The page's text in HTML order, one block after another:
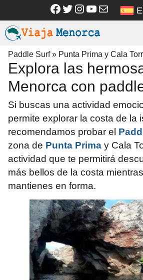
contenido
Facebook
Twitter
Instagram
YouTube
Correo
Paddle Surf» Punta Prima y Cala
Explora las
Menorca con
Si buscas una actividad
permite explorar la costa de la
recomendamos probar el
zona de Punta Prima y Cala
actividad que te permitirá
más bellos de la costa
mantienes en forma.